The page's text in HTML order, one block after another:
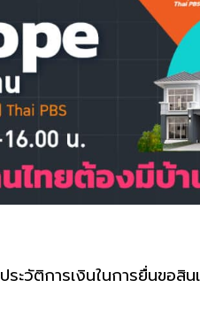
วัติการเงินในการยื่นขอสิ